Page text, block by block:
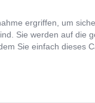
ergriffen, um
Sie werden auf die
Sie einfach dieses